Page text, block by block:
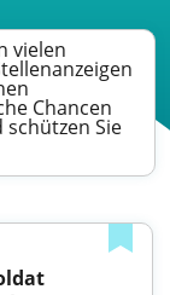
vielen
Chancen
schützen Sie